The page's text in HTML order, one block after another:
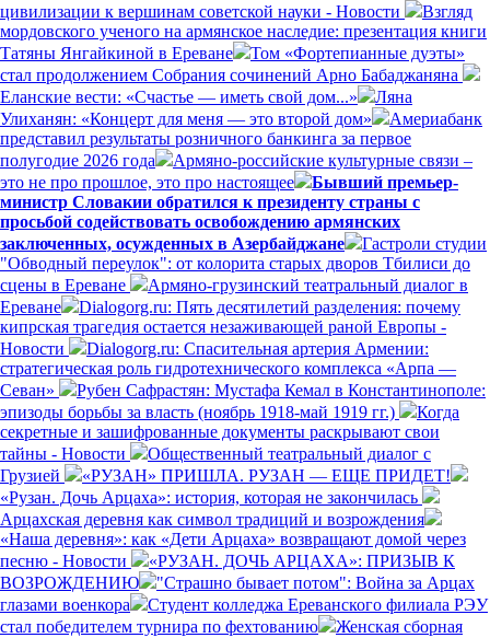
цивилизации к вершинам советской науки - Новости
Взгляд
мордовского ученого на армянское наследие: презентация книги
Татяны Янгайкиной в Ереване
Том «Фортепианные дуэты»
стал продолжением Собрания сочинений Арно Бабаджаняна
Еланские вести: «Счастье — иметь свой дом...»
Ляна
Улиханян: «Концерт для меня — это второй дом»
Америабанк
представил результаты розничного банкинга за первое
полугодие 2026 года
Армяно-российские культурные связи –
это не про прошлое, это про настоящее
Бывший премьер-
министр Словакии обратился к президенту страны с
просьбой содействовать освобождению армянских
заключенных, осужденных в Азербайджане
Гастроли студии
"Обводный переулок": от колорита старых дворов Тбилиси до
сцены в Ереване
Армяно-грузинский театральный диалог в
Ереване
Dialogorg.ru: Пять десятилетий разделения: почему
кипрская трагедия остается незаживающей раной Европы -
Новости
Dialogorg.ru: Спасительная артерия Армении:
стратегическая роль гидротехнического комплекса «Арпа —
Севан»
Рубен Сафрастян: Мустафа Кемал в Константинополе:
эпизоды борьбы за власть (ноябрь 1918-май 1919 гг.)
Когда
секретные и зашифрованные документы раскрывают свои
тайны - Новости
Общественный театральный диалог с
Грузией
«РУЗАН» ПРИШЛА. РУЗАН — ЕЩЕ ПРИДЕТ!
«Рузан. Дочь Арцаха»: история, которая не закончилась
Арцахская деревня как символ традиций и возрождения
«Наша деревня»: как «Дети Арцаха» возвращают домой через
песню - Новости
«РУЗАН. ДОЧЬ АРЦАХА»: ПРИЗЫВ К
ВОЗРОЖДЕНИЮ
"Страшно бывает потом": Война за Арцах
глазами военкора
Студент колледжа Ереванского филиала РЭУ
стал победителем турнира по фехтованию
Женская сборная